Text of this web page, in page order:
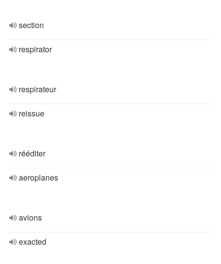
section
respirator
respirateur
reissue
rééditer
aeroplanes
avions
exacted